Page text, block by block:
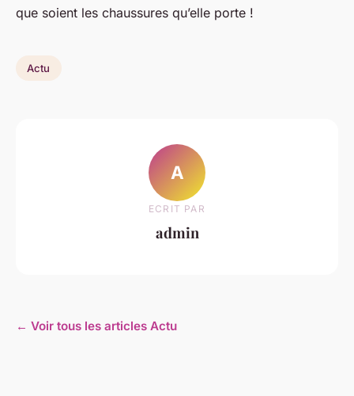
que soient les chaussures qu’elle porte !
Actu
A
ECRIT PAR
admin
← Voir tous les articles Actu